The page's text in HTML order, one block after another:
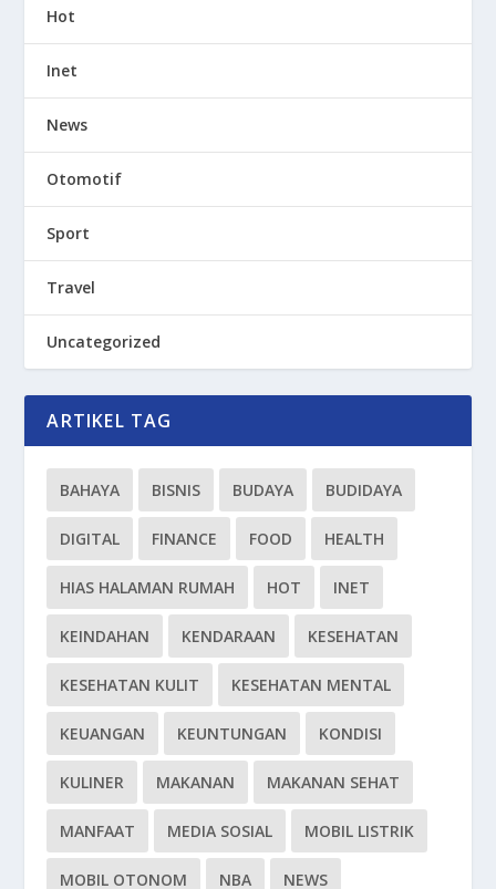
Hot
Inet
News
Otomotif
Sport
Travel
Uncategorized
ARTIKEL TAG
BAHAYA BISNIS BUDAYA BUDIDAYA
DIGITAL FINANCE FOOD HEALTH
HIAS HALAMAN RUMAH HOT INET
KEINDAHAN KENDARAAN KESEHATAN
KESEHATAN KULIT KESEHATAN MENTAL
KEUANGAN KEUNTUNGAN KONDISI
KULINER MAKANAN MAKANAN SEHAT
MANFAAT MEDIA SOSIAL MOBIL LISTRIK
MOBIL OTONOM NBA NEWS